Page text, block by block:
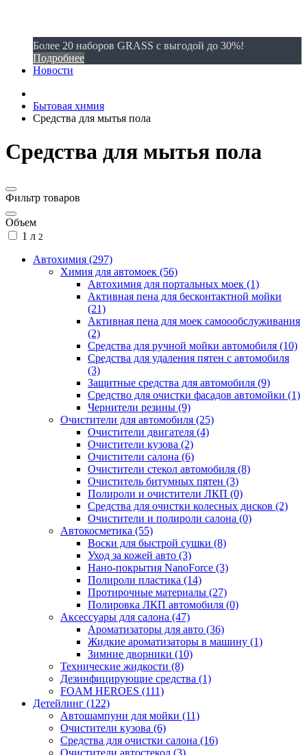
Более 20 наборов GRASS с выгодой до 30%!
Подробнее
Новости
Бытовая химия
Средства для мытья пола
Средства для мытья пола
Фильтр товаров
Объем
1 л 2
Автохимия (297)
Химия для автомоек (56)
Автохимия для портальных моек (1)
Активная пена для бесконтактной мойки
(21)
Активная пена для моек самоообслуживания
(2)
Средства для ручной мойки автомобиля (10)
Средства для удаления пятен с автомобиля
(3)
Защитные средства для автомобиля (9)
Средство для очистки фасадов автомойки (1)
Чернители резины (9)
Очистители для автомобиля (25)
Очистители двигателя (4)
Очистители кузова (2)
Очистители салона (6)
Очистители стекол автомобиля (8)
Очиститель битумных пятен (3)
Полироли и очистители ЛКП (0)
Средства для очистки колесных дисков (2)
Очистители и полироли салона (0)
Автокосметика (55)
Воски для быстрой сушки (8)
Уход за кожей авто (3)
Нано-покрытия NanoForce (3)
Полироли пластика (14)
Протирочные материалы (27)
Полировка ЛКП автомобиля (0)
Аксессуары для салона (47)
Ароматизаторы для авто (36)
Жидкие ароматизаторы в машину (1)
Зимние дворники (10)
Технические жидкости (8)
Дезинфицирующие средства (1)
FOAM HEROES (111)
Детейлинг (122)
Автошампуни для мойки (11)
Очистители кузова (6)
Средства для очистки салона (16)
Очистители автостекол (3)